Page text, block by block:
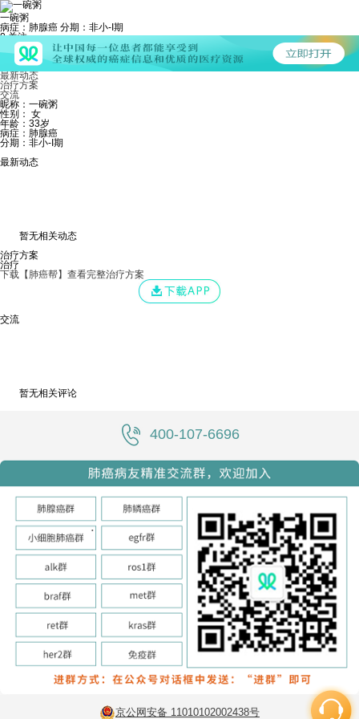
一碗粥
病症：肺腺癌 分期：非小-I期
0 关注
粉丝
0 发帖
个人主页
最新动态
治疗方案
交流
昵称：一碗粥
性别： 女
年龄：33岁
病症：肺腺癌
分期：非小-I期
最新动态
暂无相关动态
治疗方案
治疗
下载【肺癌帮】查看完整治疗方案
交流
暂无相关评论
400-107-6696
京公网安备 11010102002438号